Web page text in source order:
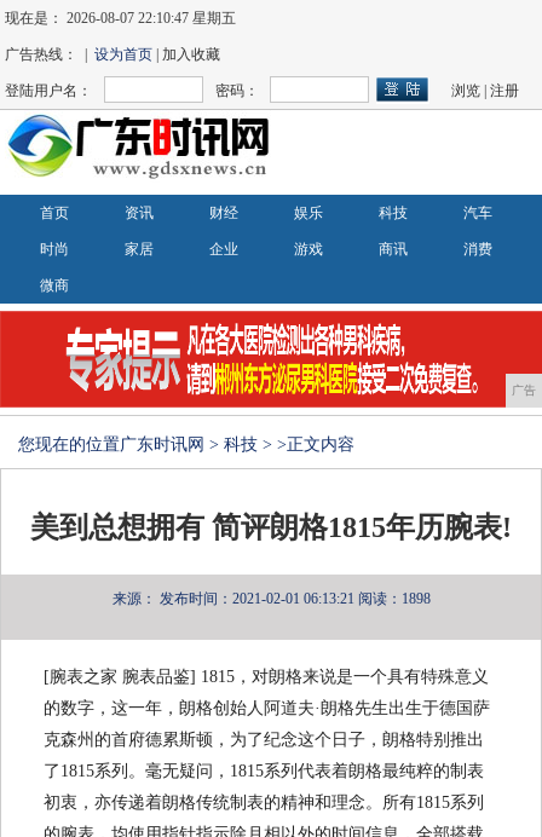
现在是：2026-08-07 22:10:47 星期五
广告热线： |设为首页 | 加入收藏
登陆用户名： 密码： 浏览 |注册
首页 资讯 财经 娱乐 科技 汽车
时尚 家居 企业 游戏 商讯 消费
微商
广告
您现在的位置广东时讯网 > 科技 > >正文内容
美到总想拥有 简评朗格1815年历腕表!
来源： 发布时间：2021-02-01 06:13:21 阅读：1898
[腕表之家 腕表品鉴] 1815，对朗格来说是一个具有特殊意义
的数字，这一年，朗格创始人阿道夫·朗格先生出生于德国萨
克森州的首府德累斯顿，为了纪念这个日子，朗格特别推出
了1815系列。毫无疑问，1815系列代表着朗格最纯粹的制表
初衷，亦传递着朗格传统制表的精神和理念。所有1815系列